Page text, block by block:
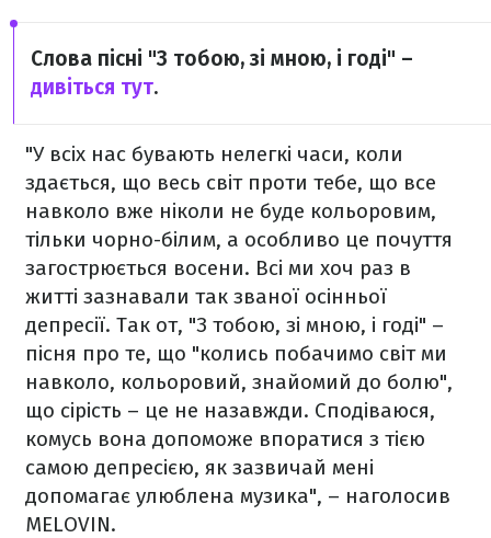
Слова пісні "З тобою, зі мною, і годі" –
дивіться тут.
"У всіх нас бувають нелегкі часи, коли
здається, що весь світ проти тебе, що все
навколо вже ніколи не буде кольоровим,
тільки чорно-білим, а особливо це почуття
загострюється восени. Всі ми хоч раз в
житті зазнавали так званої осінньої
депресії. Так от, "З тобою, зі мною, і годі" –
пісня про те, що "колись побачимо світ ми
навколо, кольоровий, знайомий до болю",
що сірість – це не назавжди. Сподіваюся,
комусь вона допоможе впоратися з тією
самою депресією, як зазвичай мені
допомагає улюблена музика", – наголосив
MELOVIN.